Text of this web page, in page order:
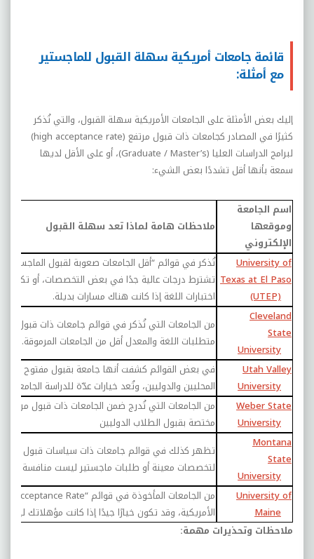
قائمة جامعات أمريكية سهلة القبول للماجستير
مع أمثلة:
إليك بعض الأمثلة على الجامعات الأمريكية سهلة القبول، والتي تُذكر
كثيرًا في المصادر كجامعات ذات قبول مرتفع (high acceptance rate
)
لبرامج الدراسات العليا (Graduate / Master’s)، أو على الأقل لديها
سمعة بأنها أقل تشددًا بعض الشيء:
اسم الجامعة
وموقعها
الإلكتروني
ملاحظات هامة لماذا تعد سهلة القبول
University of
Texas at El Paso
(UTEP)
تُذكر في قوائم “أقل الجامعات صعوبة لقبول الماجستير”،
تشترط درجات عالية جدًا في بعض التخصصات، أو تكون
اختبارات اللغة إذا كانت هناك مسارات بديلة.
Cleveland
State
University
من الجامعات التي تُذكر في قوائم جامعات ذات قبول
متطلبات اللغة والمعدل أقل من الجامعات المرموقة.
Utah Valley
University
في بعض القوائم كشفت أنها جامعة بقبول مفتوح
المحليين والدوليين، وتُعد خيارات عدّة للدراسة الجامعية
Weber State
University
من الجامعات التي تُدرج ضمن الجامعات ذات قبول مرتفع
مختصة بقبول الطلاب الدوليين
Montana
State
University
تظهر كذلك في قوائم جامعات ذات سياسات قبول
لتخصصات معينة أو طلبات ماجستير ليست منافسة جدًا.
University of
Maine
من الجامعات المأخوذة في قوائم “Acceptance Rate
الأمريكية، وقد تكون خيارًا جيدًا إذا كانت مؤهلاتك ليست
ملاحظات وتحذيرات مهمة: